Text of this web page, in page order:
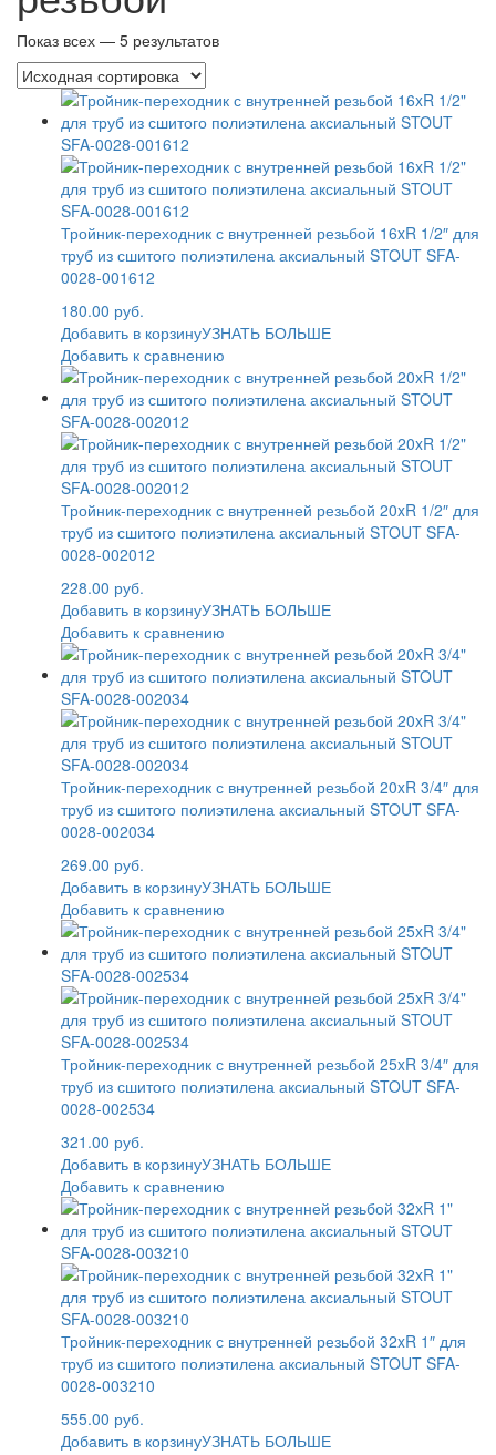
Показ всех — 5 результатов
Тройник-переходник с внутренней резьбой 16xR 1/2″ для
труб из сшитого полиэтилена аксиальный STOUT SFA-
0028-001612
180.00 руб.
Добавить в корзинуУЗНАТЬ БОЛЬШЕ
Добавить к сравнению
Тройник-переходник с внутренней резьбой 20xR 1/2″ для
труб из сшитого полиэтилена аксиальный STOUT SFA-
0028-002012
228.00 руб.
Добавить в корзинуУЗНАТЬ БОЛЬШЕ
Добавить к сравнению
Тройник-переходник с внутренней резьбой 20xR 3/4″ для
труб из сшитого полиэтилена аксиальный STOUT SFA-
0028-002034
269.00 руб.
Добавить в корзинуУЗНАТЬ БОЛЬШЕ
Добавить к сравнению
Тройник-переходник с внутренней резьбой 25xR 3/4″ для
труб из сшитого полиэтилена аксиальный STOUT SFA-
0028-002534
321.00 руб.
Добавить в корзинуУЗНАТЬ БОЛЬШЕ
Добавить к сравнению
Тройник-переходник с внутренней резьбой 32xR 1″ для
труб из сшитого полиэтилена аксиальный STOUT SFA-
0028-003210
555.00 руб.
Добавить в корзинуУЗНАТЬ БОЛЬШЕ